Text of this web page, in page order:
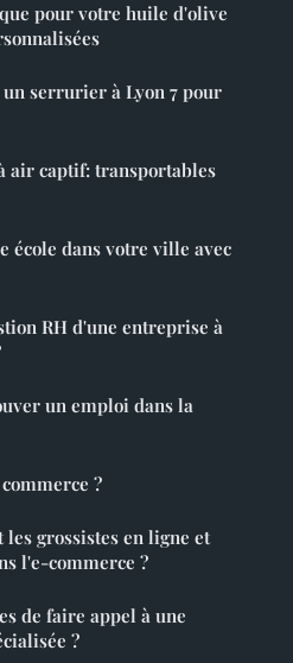
pour votre huile d'olive
serrurier à Lyon 7 pour
air captif: transportables
école dans votre ville avec
RH d'une entreprise à
un emploi dans la
?
grossistes en ligne et
l'e-commerce ?
de faire appel à une
?